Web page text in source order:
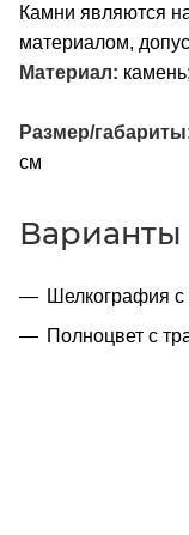
Камни являются
материалом,
Материал:
Размер/
см
Варианты
Шелкография
Полноцвет с